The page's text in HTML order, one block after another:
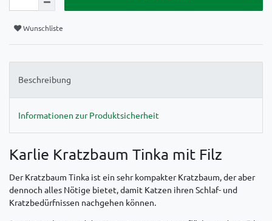
Wunschliste
Beschreibung
Informationen zur Produktsicherheit
Karlie Kratzbaum Tinka mit Filz
Der Kratzbaum Tinka ist ein sehr kompakter Kratzbaum, der aber
dennoch alles Nötige bietet, damit Katzen ihren Schlaf- und
Kratzbedürfnissen nachgehen können.